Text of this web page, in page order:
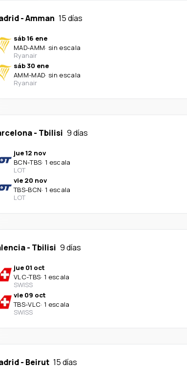
-Amman 15 días
sáb 16 ene
MAD-AMM· sin escala
Ryanair
sáb 30 ene
AMM-MAD· sin escala
Ryanair
- Tbilisi 9 días
jue 12 nov
BCN-TBS· 1 escala
LOT
vie 20 nov
TBS-BCN· 1 escala
LOT
- Tbilisi 9 días
jue 01 oct
VLC-TBS· 1 escala
SWISS
vie 09 oct
TBS-VLC· 1 escala
SWISS
- Beirut 15 días